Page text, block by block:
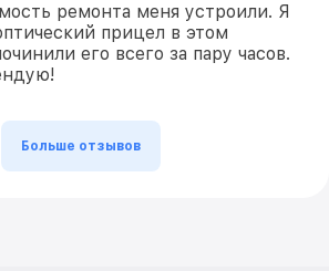
ремонта меня устроили. Я
прицел в этом
его всего за пару часов.
Больше отзывов